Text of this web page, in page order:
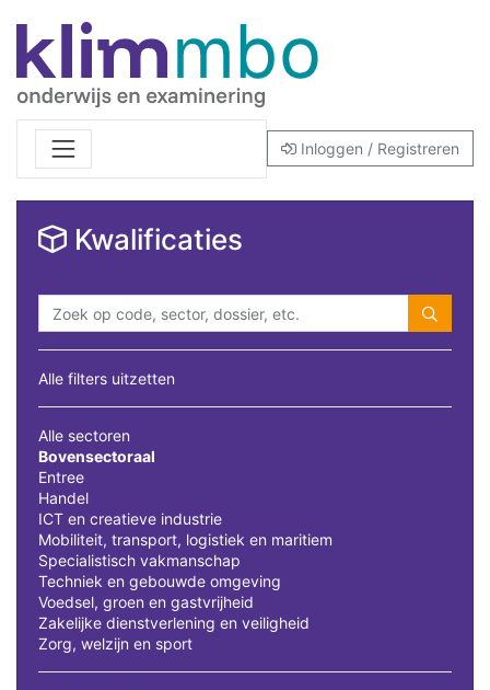
Inloggen / Registreren
Kwalificaties
Alle filters uitzetten
Alle sectoren
Bovensectoraal
Entree
Handel
ICT en creatieve industrie
Mobiliteit, transport, logistiek en maritiem
Specialistisch vakmanschap
Techniek en gebouwde omgeving
Voedsel, groen en gastvrijheid
Zakelijke dienstverlening en veiligheid
Zorg, welzijn en sport